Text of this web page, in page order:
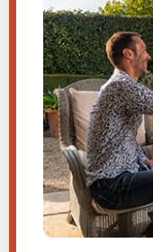
Une
produits
Nous vous
lundi au
04 66 36 66
(prix d’un